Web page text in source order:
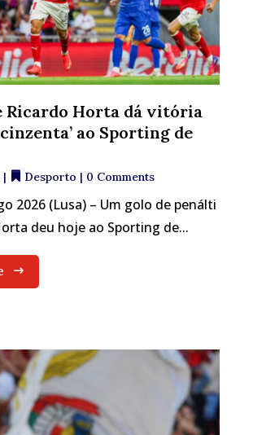
Ricardo Horta dá vitória
ao Sporting de
| Desporto | 0 Comments
2026 (Lusa) – Um golo de penálti
deu hoje ao Sporting de...